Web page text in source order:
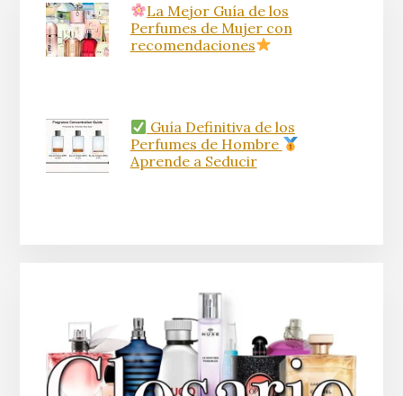
La Mejor Guía de los
Perfumes de Mujer con
recomendaciones
Guía Definitiva de los
Perfumes de Hombre
Aprende a Seducir